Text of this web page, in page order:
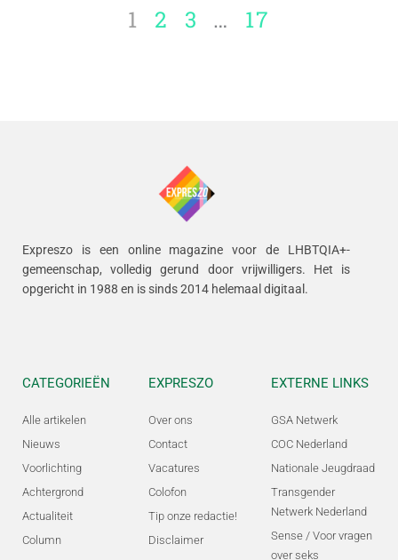
1 2 3 … 17
Expreszo is een online magazine voor de LHBTQIA+-
gemeenschap, volledig gerund door vrijwilligers. Het is
opgericht in 1988 en is sinds 2014 helemaal digitaal.
CATEGORIEËN
Alle artikelen
Nieuws
Voorlichting
Achtergrond
Actualiteit
Column
EXPRESZO
Over ons
Contact
Vacatures
Colofon
Tip onze redactie!
Disclaimer
EXTERNE LINKS
GSA Netwerk
COC Nederland
Nationale Jeugdraad
Transgender
Netwerk Nederland
Sense / Voor vragen
over seks